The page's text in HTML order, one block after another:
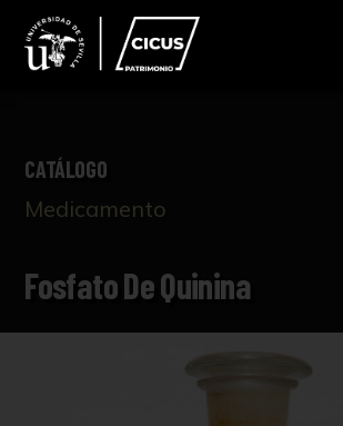
CATÁLOGO
Medicamento
Fosfato De Quinina